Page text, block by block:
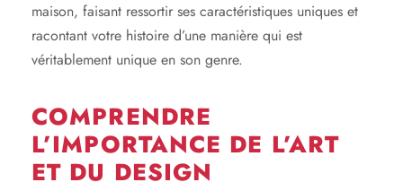
maison, faisant ressortir ses caractéristiques uniques et
racontant votre histoire d’une manière qui est
véritablement unique en son genre.
COMPRENDRE
L’IMPORTANCE DE L’ART
ET DU DESIGN